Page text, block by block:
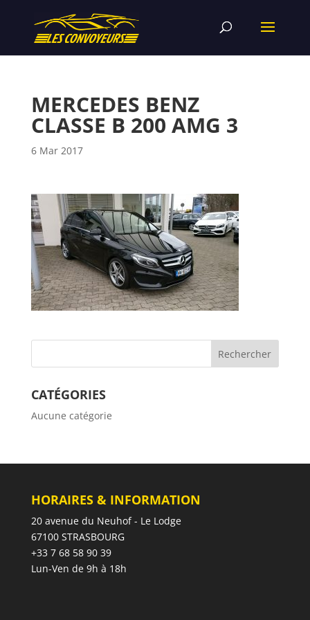
MERCEDES BENZ
CLASSE B 200 AMG 3
6 Mar 2017
CATÉGORIES
Aucune catégorie
HORAIRES & INFORMATION
20 avenue du Neuhof - Le Lodge
67100 STRASBOURG
+33 7 68 58 90 39
Lun-Ven de 9h à 18h